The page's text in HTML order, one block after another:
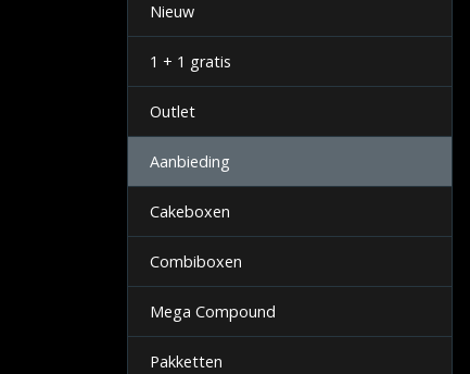
Nieuw
1 + 1 gratis
Outlet
Aanbieding
Cakeboxen
Combiboxen
Mega Compound
Pakketten